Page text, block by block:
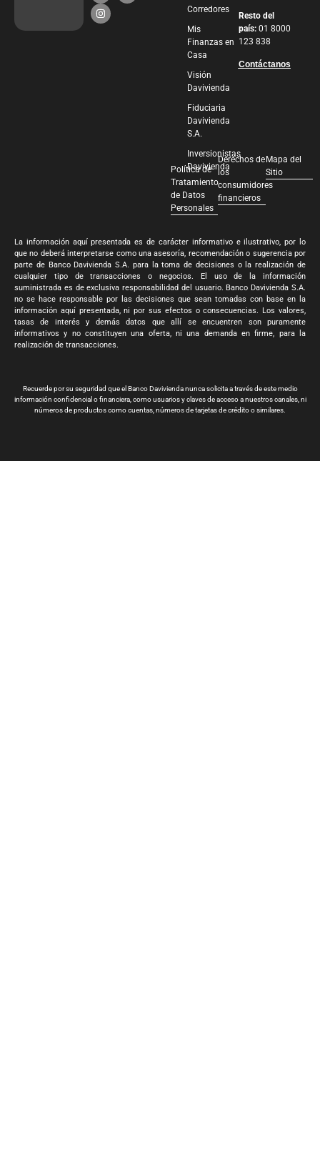
Corredores
Mis
Finanzas en
Casa
Visión
Davivienda
Fiduciaria
Davivienda
S.A.
Inversionistas
Davivienda
Resto del
país: 01 8000
123 838
Contáctanos
Política de
Tratamiento
de Datos
Personales
Derechos de
los
consumidores
financieros
Mapa del
Sitio
La información aquí presentada es de carácter informativo e ilustrativo, por lo
que no deberá interpretarse como una asesoría, recomendación o sugerencia por
parte de Banco Davivienda S.A. para la toma de decisiones o la realización de
cualquier tipo de transacciones o negocios. El uso de la información
suministrada es de exclusiva responsabilidad del usuario. Banco Davivienda S.A.
no se hace responsable por las decisiones que sean tomadas con base en la
información aquí presentada, ni por sus efectos o consecuencias. Los valores,
tasas de interés y demás datos que allí se encuentren son puramente
informativos y no constituyen una oferta, ni una demanda en firme, para la
realización de transacciones.
Recuerde por su seguridad que el Banco Davivienda nunca solicita a través de este medio
información confidencial o financiera, como usuarios y claves de acceso a nuestros canales, ni
números de productos como cuentas, números de tarjetas de crédito o similares.